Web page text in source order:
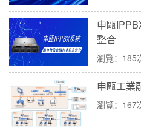
申甌
整合
瀏覽：185
申甌工業
瀏覽：167